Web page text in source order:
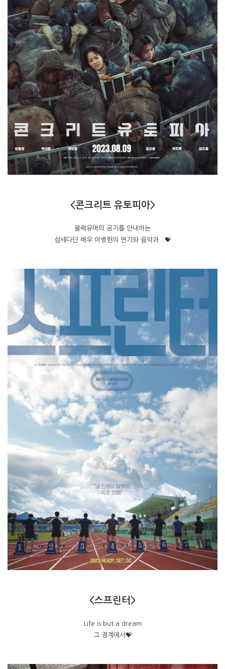
<콘크리트 유토피아>
블랙유머의 공기를 안내하는
섬세다단 배우 이병헌의 연기와 음악과 ..💝
<스프린터>
Life is but a dream
그 경계에서💝